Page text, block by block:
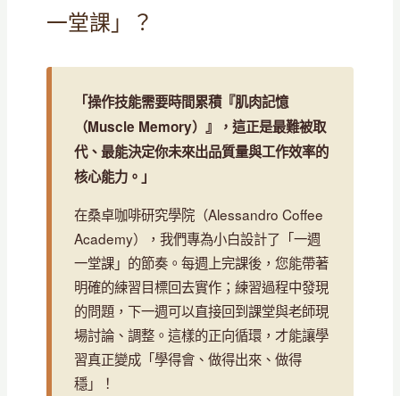
一堂課」？
「操作技能需要時間累積『肌肉記憶
（Muscle Memory）』，這正是最難被取
代、最能決定你未來出品質量與工作效率的
核心能力。」
在桑卓咖啡研究學院（Alessandro Coffee
Academy），我們專為小白設計了「一週
一堂課」的節奏。每週上完課後，您能帶著
明確的練習目標回去實作；練習過程中發現
的問題，下一週可以直接回到課堂與老師現
場討論、調整。這樣的正向循環，才能讓學
習真正變成「學得會、做得出來、做得
穩」！